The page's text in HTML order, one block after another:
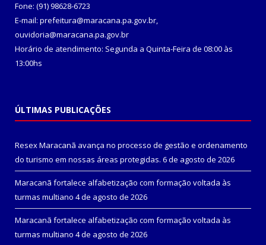
Fone: (91) 98628-6723
E-mail: prefeitura@maracana.pa.gov.br,
ouvidoria@maracana.pa.gov.br
Horário de atendimento: Segunda a Quinta-Feira de 08:00 às
13:00hs
ÚLTIMAS PUBLICAÇÕES
Resex Maracanã avança no processo de gestão e ordenamento
do turismo em nossas áreas protegidas. 6 de agosto de 2026
Maracanã fortalece alfabetização com formação voltada às
turmas multiano 4 de agosto de 2026
Maracanã fortalece alfabetização com formação voltada às
turmas multiano 4 de agosto de 2026